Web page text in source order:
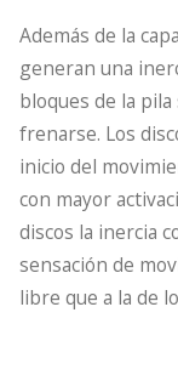
Además de la
generan una
bloques de la
frenarse. Los
inicio del
con mayor
discos la inercia
sensación de
libre que a la de